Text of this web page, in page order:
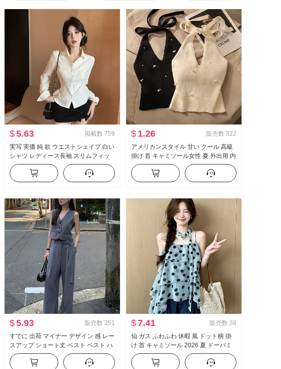
$5.63 掲載数 759
実写 実価 純 欲 ウエストシェイプ 白い
シャツ レディース長袖 スリムフィッ
ト セクシー タイトフィット シャツ ol
制服 キャリア 作業服
$ 1.26 販売数 322
アメリカンスタイル 甘い クール 高級
掛け 首 キャミソール女性 夏 外出用 内
かける インナーシャツ セクシースタ
イル ニット ベアトップ トップス
$5.93 販売数 251
すでに 出荷 マイナー デザイン 感 レー
スアップ ショート丈 ベスト ベスト ハ
イウエスト 垂 感 ワイド 脚 カジュアル
パンツ セットアップ
$7.41 販売数 38
仙 ガス ふわふわ 休暇 風 ドット柄 掛
け 首 キャミソール 2026 夏 ドーパミ
ン ケーキ ポンポン ベビーシャツ トッ
プス